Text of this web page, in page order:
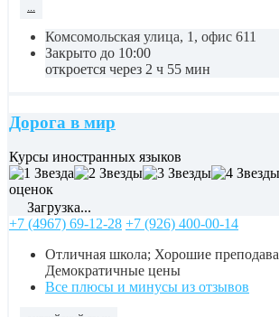
...
Комсомольская улица, 1, офис 611
Закрыто до 10:00
откроется через 2 ч 55 мин
Дорога в мир
Курсы иностранных языков
оценок
Загрузка...
+7 (4967) 69-12-28 +7 (926) 400-00-14
Отличная школа; Хорошие
Демократичные цены
Все плюсы и минусы из отзывов